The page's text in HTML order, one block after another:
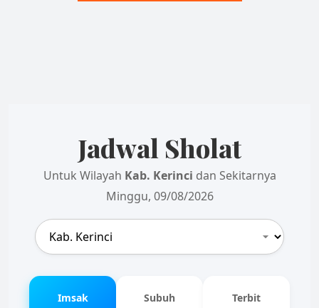
Jadwal Sholat
Untuk Wilayah Kab. Kerinci dan Sekitarnya
Minggu, 09/08/2026
Imsak Subuh Terbit